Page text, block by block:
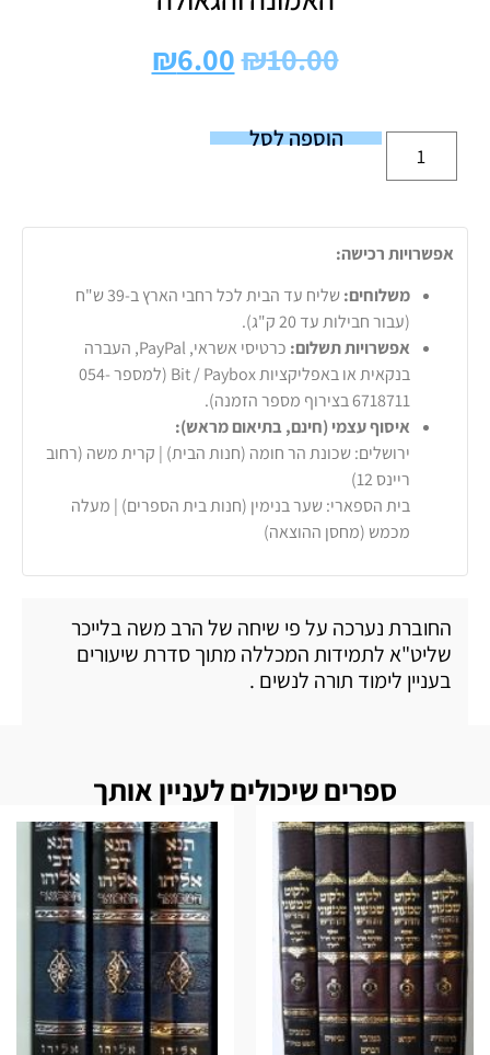
₪10.00
₪6.00
הוספה לסל
אפשרויות רכישה:
משלוחים:
שליח עד הבית לכל רחבי הארץ ב-39 ש"ח
(עבור חבילות עד 20 ק"ג).
אפשרויות תשלום:
כרטיסי אשראי, PayPal, העברה
בנקאית או באפליקציות Bit / Paybox (למספר 054-
6718711 בצירוף מספר הזמנה).
איסוף עצמי (חינם, בתיאום מראש):
ירושלים: שכונת הר חומה (חנות הבית) | קרית משה (רחוב
ריינס 12)
בית הספארי: שער בנימין (חנות בית הספרים) | מעלה
מכמש (מחסן ההוצאה)
החוברת נערכה על פי שיחה של הרב משה בלייכר
שליט"א לתמידות המכללה מתוך סדרת שיעורים
בעניין לימוד תורה לנשים .
ספרים שיכולים לעניין אותך